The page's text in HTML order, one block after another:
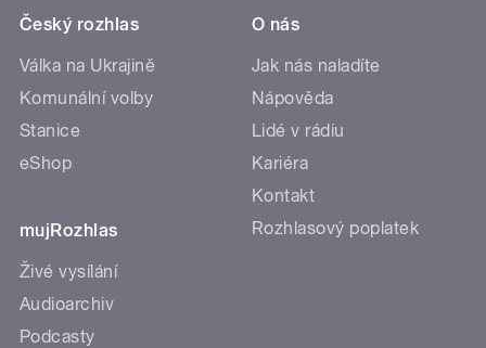
Český rozhlas
Válka na Ukrajině
Komunální volby
Stanice
eShop
mujRozhlas
Živé vysílání
Audioarchiv
Podcasty
O nás
Jak nás naladíte
Nápověda
Lidé v rádiu
Kariéra
Kontakt
Rozhlasový poplatek